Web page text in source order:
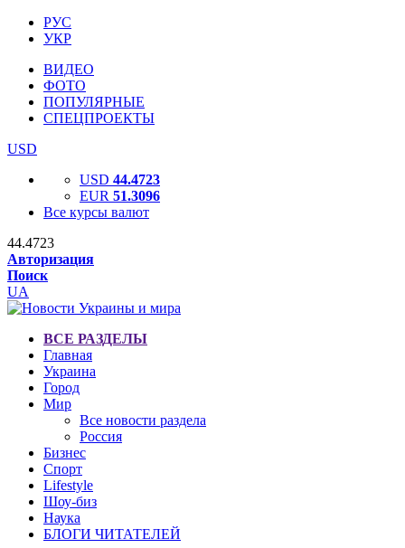
РУС
УКР
ВИДЕО
ФОТО
ПОПУЛЯРНЫЕ
СПЕЦПРОЕКТЫ
USD
USD 44.4723
EUR 51.3096
Все курсы валют
44.4723
Авторизация
Поиск
UA
ВСЕ РАЗДЕЛЫ
Главная
Украина
Город
Мир
Все новости раздела
Россия
Бизнес
Спорт
Lifestyle
Шоу-биз
Наука
БЛОГИ ЧИТАТЕЛЕЙ